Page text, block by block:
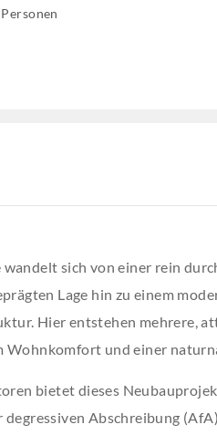
Personen
sich von einer rein
Lage hin zu einem
Hier entstehen mehrere,
Wohnkomfort und einer
bietet dieses
Abschreibung